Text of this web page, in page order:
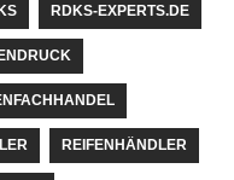
RDKS-EXPERTS.DE
REIFENHÄNDLER